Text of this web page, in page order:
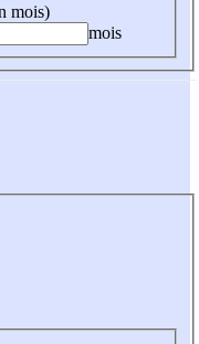
mois)
mois